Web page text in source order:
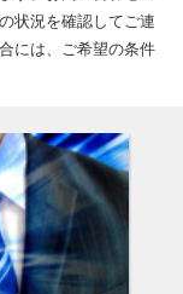
状況を確認してご連
には、ご希望の条件